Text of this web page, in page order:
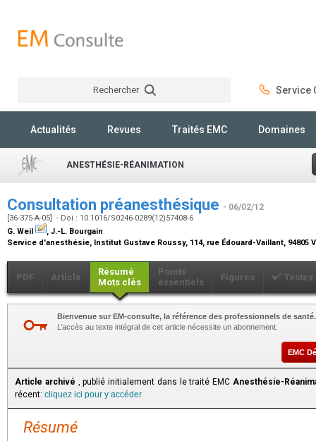
Rechercher Service
Actualités Revues Traités EMC Domaines
ANESTHÉSIE-RÉANIMATION
Consultation préanesthésique - 06/02/12
[36-375-A-05] - Doi : 10.1016/S0246-0289(12)57408-6
G. Weil
, J.-L. Bourgain
Service d'anesthésie, Institut Gustave Roussy, 114, rue Édouard-Vaillant, 94805
PDF Article
Résumé
Mots clés
Points
essentiels
Figures
Bienvenue sur EM-consulte, la référence des professionnels de santé.
L’accès au texte intégral de cet article nécessite un abonnement.
EMC
Article archivé , publié initialement dans le traité EMC Anesthésie-
récent: cliquez ici pour y accéder
Résumé